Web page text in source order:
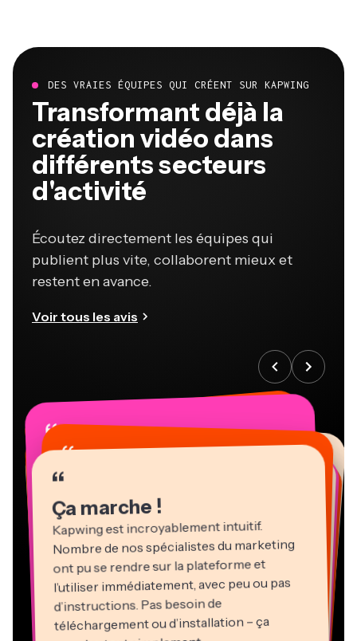
DES VRAIES ÉQUIPES QUI CRÉENT SUR KAPWING
Transformant déjà la
création vidéo dans
différents secteurs
d'activité
Écoutez directement les équipes qui
publient plus vite, collaborent mieux et
restent en avance.
Voir tous les avis
“
Ça marche !
Kapwing est incroyablement intuitif.
Nombre de nos spécialistes du marketing
ont pu se rendre sur la plateforme et
l’utiliser immédiatement, avec peu ou pas
d’instructions. Pas besoin de
téléchargement ou d’installation – ça
“
“
“
“
“
“
“